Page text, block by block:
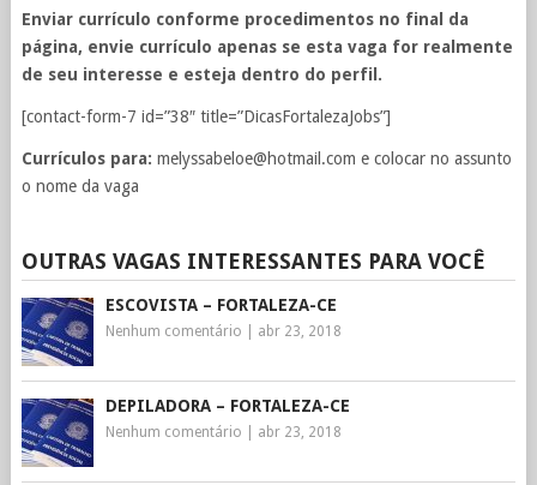
Enviar currículo conforme procedimentos no final da
página, envie currículo apenas se esta vaga for realmente
de seu interesse e esteja dentro do perfil.
[contact-form-7 id=”38″ title=”DicasFortalezaJobs”]
Currículos para: melyssabeloe@hotmail.com e colocar no assunto
o nome da vaga
OUTRAS VAGAS INTERESSANTES PARA VOCÊ
ESCOVISTA – FORTALEZA-CE
Nenhum comentário abr 23, 2018
DEPILADORA – FORTALEZA-CE
Nenhum comentário abr 23, 2018